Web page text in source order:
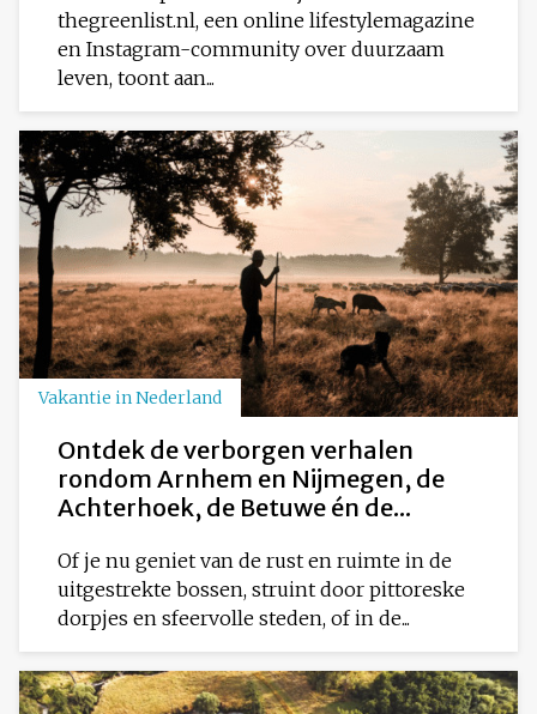
thegreenlist.nl, een online lifestylemagazine
en Instagram-community over duurzaam
leven, toont aan...
Vakantie in Nederland
Ontdek de verborgen verhalen
rondom Arnhem en Nijmegen, de
Achterhoek, de Betuwe én de...
Of je nu geniet van de rust en ruimte in de
uitgestrekte bossen, struint door pittoreske
dorpjes en sfeervolle steden, of in de...